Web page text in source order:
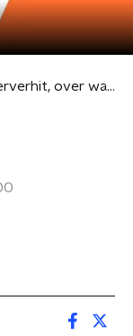
Woningmarkt blijft oververhit, over wat de politiek tot nu toe allemaal niet heeft gedaan om in te grijpen